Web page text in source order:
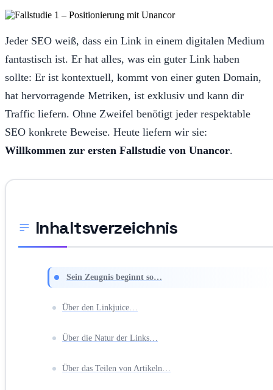
Jeder SEO weiß, dass ein Link in einem digitalen Medium
fantastisch ist. Er hat alles, was ein guter Link haben
sollte: Er ist kontextuell, kommt von einer guten Domain,
hat hervorragende Metriken, ist exklusiv und kann dir
Traffic liefern. Ohne Zweifel benötigt jeder respektable
SEO konkrete Beweise. Heute liefern wir sie:
Willkommen zur ersten Fallstudie von Unancor.
Inhaltsverzeichnis
Sein Zeugnis beginnt so…
Über den Linkjuice…
Über die Natur der Links…
Über das Teilen von Artikeln…